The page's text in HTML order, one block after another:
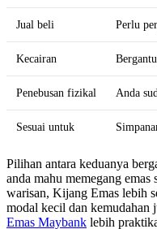
Jual beli Perlu
Kecairan
Penebusan fizikal Anda
Sesuai untuk
Pilihan antara keduanya
anda mahu memegang
warisan, Kijang Emas lebih
modal kecil dan kemudahan
Emas Maybank lebih